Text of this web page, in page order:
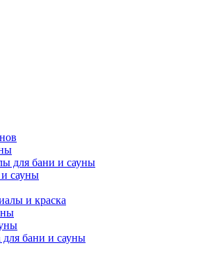
для бани и сауны
сауны
и краска
для бани и сауны